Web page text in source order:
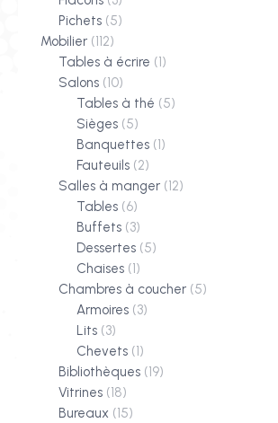
Pichets (5)
Mobilier (112)
Tables à écrire (1)
Salons (10)
Tables à thé (5)
Sièges (5)
Banquettes (1)
Fauteuils (2)
Salles à manger (12)
Tables (6)
Buffets (3)
Dessertes (5)
Chaises (1)
Chambres à coucher (5)
Armoires (3)
Lits (3)
Chevets (1)
Bibliothèques (19)
Vitrines (18)
Bureaux (15)